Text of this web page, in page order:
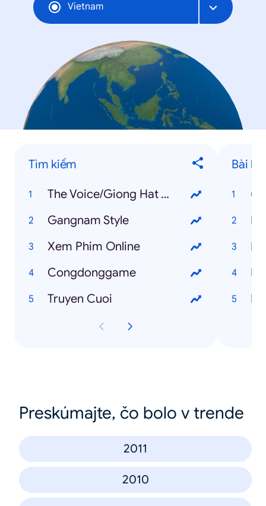
Vietnam
Tìm kiếm
The Voice/Giong Hat Viet
Gangnam Style
Xem Phim Online
Congdonggame
Truyen Cuoi
Bài
I
Preskúmajte, čo bolo v trende
2011
2010